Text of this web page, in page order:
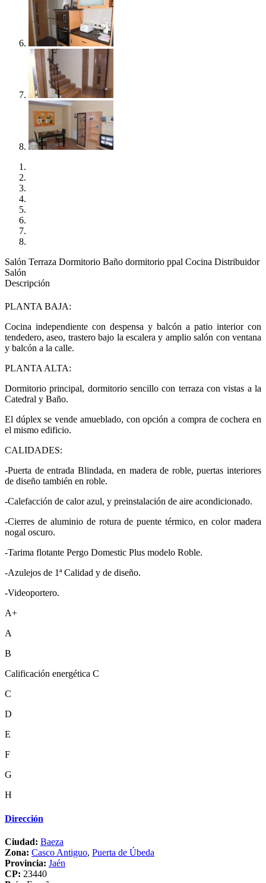
Salón Terraza Dormitorio Baño dormitorio ppal Cocina Distribuidor
Salón
Descripción
PLANTA BAJA:
Cocina independiente con despensa y balcón a patio interior con
tendedero, aseo, trastero bajo la escalera y amplio salón con ventana
y balcón a la calle.
PLANTA ALTA:
Dormitorio principal, dormitorio sencillo con terraza con vistas a la
Catedral y Baño.
El dúplex se vende amueblado, con opción a compra de cochera en
el mismo edificio.
CALIDADES:
-Puerta de entrada Blindada, en madera de roble, puertas interiores
de diseño también en roble.
-Calefacción de calor azul, y preinstalación de aire acondicionado.
-Cierres de aluminio de rotura de puente térmico, en color madera
nogal oscuro.
-Tarima flotante Pergo Domestic Plus modelo Roble.
-Azulejos de 1ª Calidad y de diseño.
-Videoportero.
A+
A
B
Calificación energética C
C
D
E
F
G
H
Dirección
Ciudad: Baeza
Zona: Casco Antiguo, Puerta de Úbeda
Provincia: Jaén
CP: 23440